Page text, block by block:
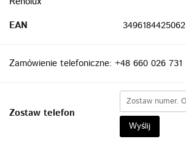
EAN
3496184425062
Zamówienie telefoniczne: +48 660 026 731
Zostaw telefon
Wyślij